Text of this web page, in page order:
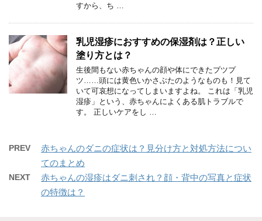
すから、ち …
乳児湿疹におすすめの保湿剤は？正しい
塗り方とは？
生後間もない赤ちゃんの顔や体にできたプツプ
ツ……頭には黄色いかさぶたのようなものも！見て
いて可哀想になってしまいますよね。 これは「乳児
湿疹」という、赤ちゃんによくある肌トラブルで
す。 正しいケアをし …
PREV
赤ちゃんのダニの症状は？見分け方と対処方法につい
てのまとめ
NEXT
赤ちゃんの湿疹はダニ刺され？顔・背中の写真と症状
の特徴は？